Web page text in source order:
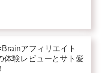
アフィリエイト
体験レビューとサト愛